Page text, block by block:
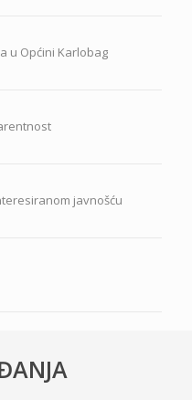
u Općini Karlobag
javnošću